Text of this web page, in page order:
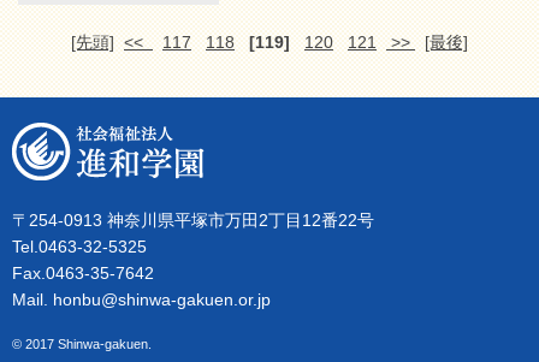
[先頭] << 117 118 [119] 120 121 >> [最後]
〒254-0913 神奈川県平塚市万田2丁目12番22号
Tel.0463-32-5325
Fax.0463-35-7642
Mail. honbu@shinwa-gakuen.or.jp
© 2017 Shinwa-gakuen.